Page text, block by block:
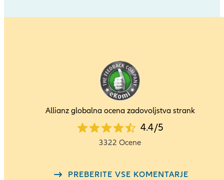
Allianz globalna ocena zadovoljstva strank
4.4
star
out
4.4/5
3322 Ocene
PREBERITE VSE KOMENTARJE